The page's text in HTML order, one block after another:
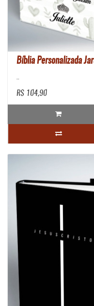
Bíblia Personalizada
..
R$ 104,90